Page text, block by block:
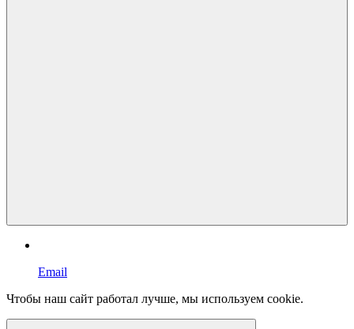
Email
Чтобы наш сайт работал лучше, мы используем cookie.